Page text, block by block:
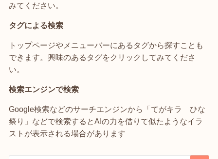
みてください。
タグによる検索
トップページやメニューバーにあるタグから探すことも
できます。興味のあるタグをクリックしてみてくださ
い。
検索エンジンで検索
Google検索などのサーチエンジンから「てがキラ ひな
祭り」などで検索するとAIの力を借りて似たようなイラ
ストが表示される場合があります